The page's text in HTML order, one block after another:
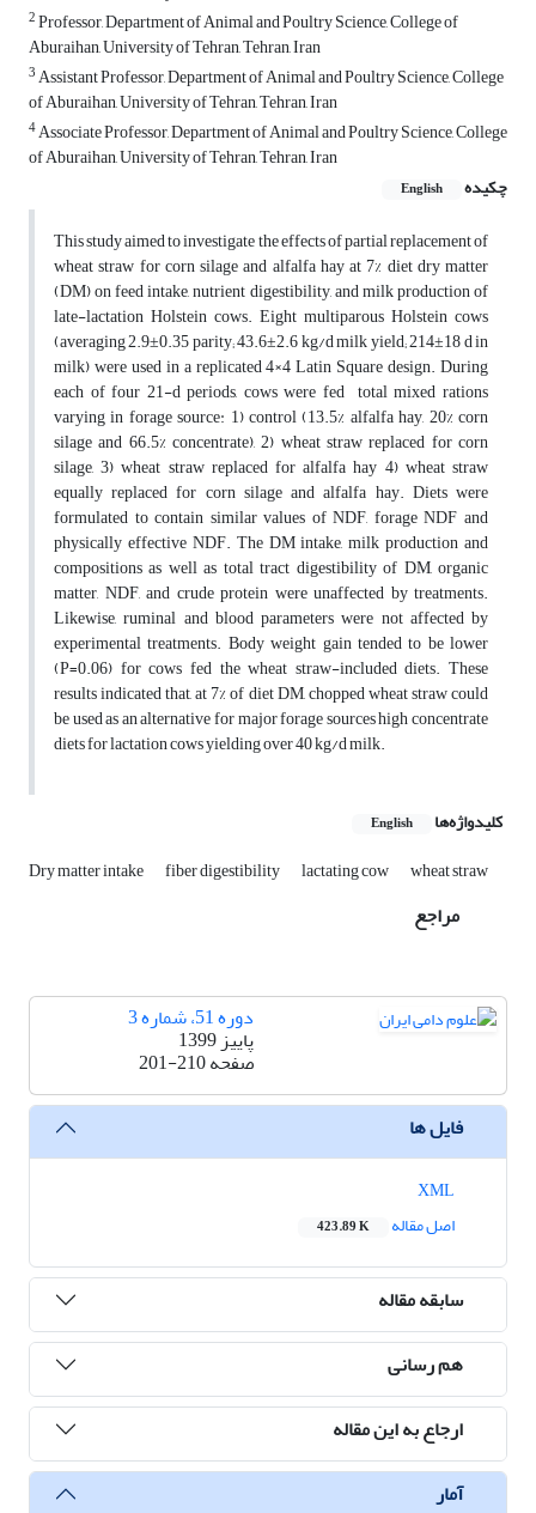
2Professor, Department of Animal and Poultry Science, College of
Aburaihan, University of Tehran, Tehran, Iran‎
3Assistant Professor, Department of Animal and Poultry Science, College
of ‎Aburaihan, University of Tehran, Tehran, Iran‎
4Associate Professor, Department of Animal and Poultry Science, College
of Aburaihan, University of Tehran, Tehran, Iran‎
چکیده
English
This study aimed to investigate the effects of partial replacement of
wheat straw for corn silage and alfalfa hay at 7% diet dry matter
(DM) on feed intake, nutrient digestibility, and milk production of
late-lactation Holstein cows. Eight multiparous Holstein cows
(averaging 2.9±0.35 parity; 43.6±2.6 kg/d milk yield; 214±18 d in
milk) were used in a replicated 4×4 Latin Square design. During
each of four 21-d periods, cows were fed total mixed rations
varying in forage source: 1) control (13.5% alfalfa hay, 20% corn
silage and 66.5% concentrate), 2) wheat straw replaced for corn
silage, 3) wheat straw replaced for alfalfa hay 4) wheat straw
equally replaced for corn silage and alfalfa hay. Diets were
formulated to contain similar values of NDF, forage NDF and
physically effective NDF. The DM intake, milk production and
compositions as well as total tract digestibility of DM, organic
matter, NDF, and crude protein were unaffected by treatments.
Likewise, ruminal and blood parameters were not affected by
experimental treatments. Body weight gain tended to be lower
(P=0.06) for cows fed the wheat straw-included diets. These
results indicated that, at 7% of diet DM, chopped wheat straw could
be used as an alternative for major forage sources high concentrate
diets for lactation cows yielding over 40 kg/d milk.
کلیدواژه‌ها English
Dry matter intake fiber digestibility lactating cow wheat straw
مراجع
دوره 51، شماره 3
پاییز 1399
صفحه201-210
فایل ها
اصل مقاله
423.89 K
سابقه مقاله
هم رسانی
ارجاع به این مقاله
آمار